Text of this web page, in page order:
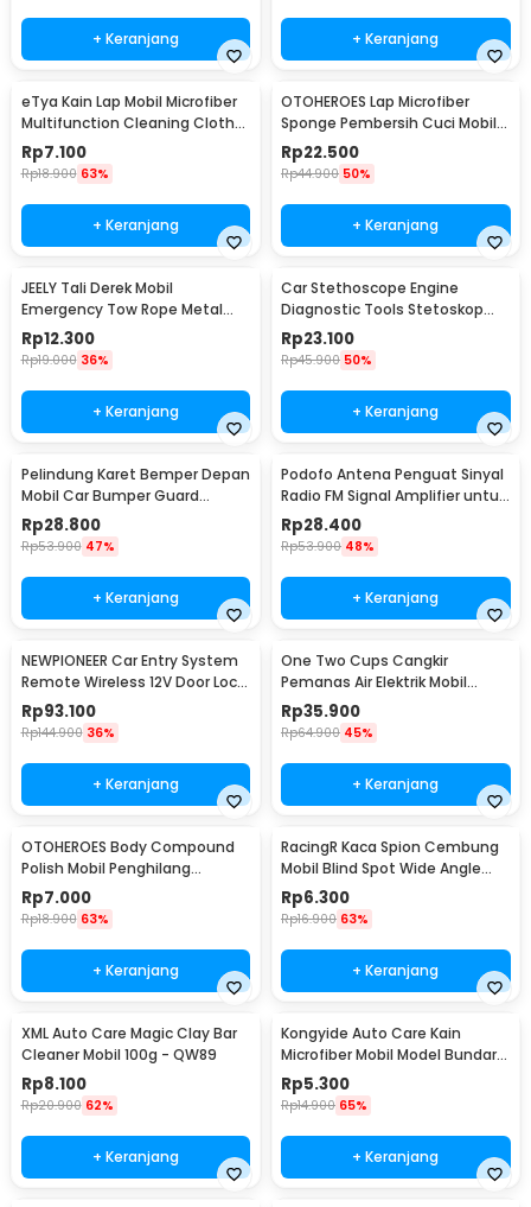
+ Keranjang + Keranjang
eTya Kain Lap Mobil Microfiber
Multifunction Cleaning Cloth
30x39cm - H-10
Rp7.100
Rp18.900 63%
+ Keranjang
OTOHEROES Lap Microfiber
Sponge Pembersih Cuci Mobil
Motor - TP266
Rp22.500
Rp44.900 50%
+ Keranjang
JEELY Tali Derek Mobil
Emergency Tow Rope Metal
Buckle U-Type 2.7M - JL30
Rp12.300
Rp19.000 36%
+ Keranjang
Car Stethoscope Engine
Diagnostic Tools Stetoskop
Mesin Mobil - W80582
Rp23.100
Rp45.900 50%
+ Keranjang
Pelindung Karet Bemper Depan
Mobil Car Bumper Guard
57mm 2.5M
Rp28.800
Rp53.900 47%
+ Keranjang
Podofo Antena Penguat Sinyal
Radio FM Signal Amplifier untuk
Mobil - ANT-208
Rp28.400
Rp53.900 48%
+ Keranjang
NEWPIONEER Car Entry System
Remote Wireless 12V Door Lock
Mobil - CK18
Rp93.100
Rp144.900 36%
+ Keranjang
One Two Cups Cangkir
Pemanas Air Elektrik Mobil
Travel Mug 450ml - NJ88
Rp35.900
Rp64.900 45%
+ Keranjang
OTOHEROES Body Compound
Polish Mobil Penghilang
Goresan 15g with Spons - YYC-
508
Rp7.000
Rp18.900 63%
+ Keranjang
RacingR Kaca Spion Cembung
Mobil Blind Spot Wide Angle
50mm 2 Pcs - J0027
Rp6.300
Rp16.900 63%
+ Keranjang
XML Auto Care Magic Clay Bar
Cleaner Mobil 100g - QW89
Rp8.100
Rp20.900 62%
+ Keranjang
Kongyide Auto Care Kain
Microfiber Mobil Model Bundar -
L-20
Rp5.300
Rp14.900 65%
+ Keranjang